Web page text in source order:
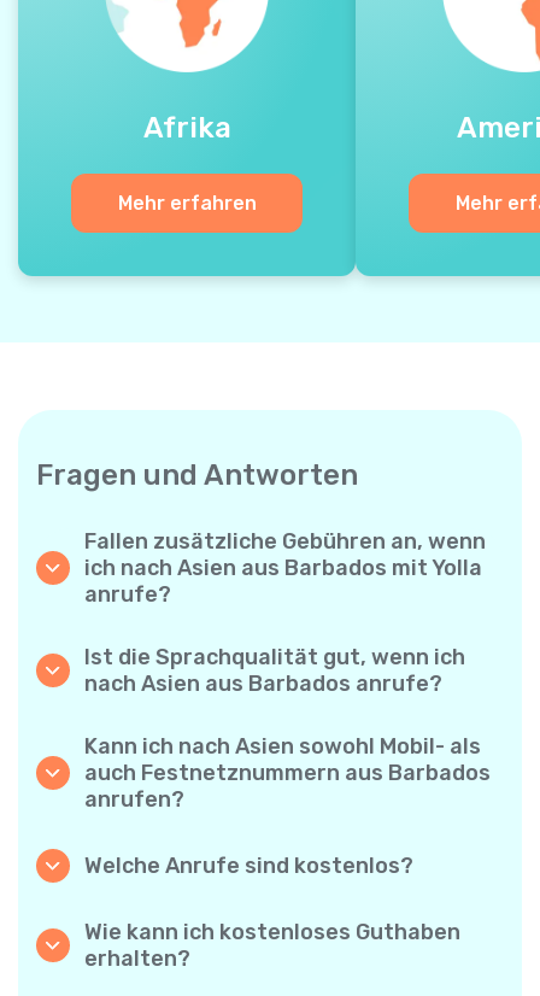
Afrika
Mehr erfahren Mehr
Fragen und Antworten
Fallen zusätzliche Gebühren an, wenn
ich nach Asien aus Barbados mit Yolla
anrufe?
Abrechnungssystem pro Minute – Sie zahlen
nur für die Gesprächsdauer. Keine
versteckten Kosten, keine verpflichtenden
Ist die Sprachqualität gut, wenn ich
nach Asien aus Barbados anrufe?
Anrufe, sodass es sich anfühlt, als würden
Sie mit jemandem aus Ihrer Nachbarschaft
sprechen – selbst wenn er am anderen Ende
der Welt ist.
Kann ich nach Asien sowohl Mobil- als
auch Festnetznummern aus Barbados
anrufen?
Handys – Sie können also jeden nach Asien
Welche Anrufe sind kostenlos?
kostenlos, wenn beide Nutzer die App
verwenden und mit dem Internet verbunden
sind. Wählen Sie einfach die Option
Wie kann ich kostenloses Guthaben
erhalten?